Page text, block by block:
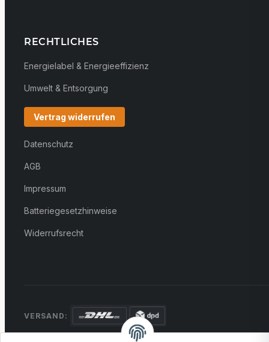
RECHTLICHES
Energielabel & Energieeffizienz
Umwelt & Entsorgung
Vertrag widerrufen
Datenschutz
AGB
Impressum
Batteriegesetzhinweise
Widerrufsrecht
VERSAND: